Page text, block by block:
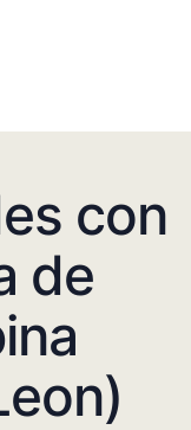
con
de